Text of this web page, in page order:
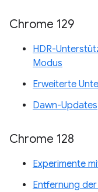
Chrome 129
HDR-
Modus
Erweiterte
Dawn-Updates
Chrome 128
Experimente
Entfernung